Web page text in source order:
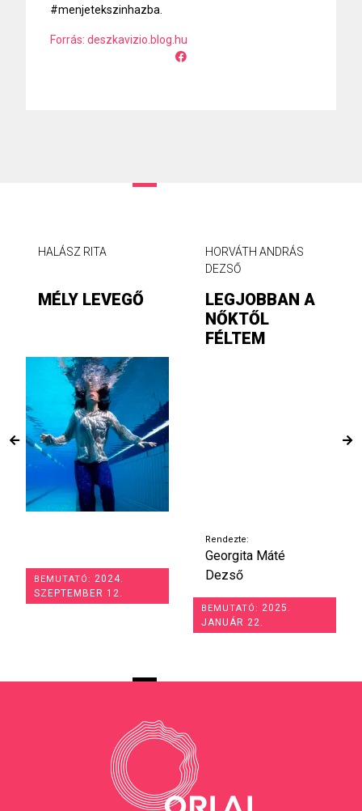
#menjetekszinhazba.
Forrás: deszkavizio.blog.hu
HALÁSZ RITA
MÉLY LEVEGŐ
BEMUTATÓ: 2024.
SZEPTEMBER 12.
HORVÁTH ANDRÁS
DEZSŐ
LEGJOBBAN A
NŐKTŐL
FÉLTEM
Rendezte:
Georgita Máté
Dezső
BEMUTATÓ: 2025.
JANUÁR 22.